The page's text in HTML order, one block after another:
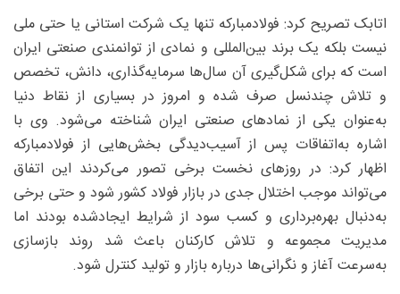
اتابک تصریح کرد: فولادمبارکه تنها یک شرکت استانی یا حتی ملی
نیست بلکه یک برند بین‌المللی و نمادی از توانمندی صنعتی ایران
است که برای شکل‌گیری آن سال‌ها سرمایه‌گذاری، دانش، تخصص
و تلاش چندنسل صرف شده و امروز در بسیاری از نقاط دنیا
به‌عنوان یکی از نمادهای صنعتی ایران شناخته می‌شود. وی با
اشاره به‌اتفاقات پس از آسیب‌دیدگی بخش‌هایی از فولادمبارکه
اظهار کرد: در روزهای نخست برخی تصور می‌کردند این اتفاق
می‌تواند موجب اختلال جدی در بازار فولاد کشور شود و حتی برخی
به‌دنبال بهره‌برداری و کسب سود از شرایط ایجادشده بودند اما
مدیریت مجموعه و تلاش کارکنان باعث شد روند بازسازی
به‌سرعت آغاز و نگرانی‌ها درباره بازار و تولید کنترل شود.